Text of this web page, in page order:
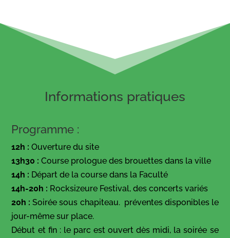
Informations pratiques
Programme :
12h : Ouverture du site
13h30 : Course prologue des brouettes dans la ville
14h : Départ de la course dans la Faculté
14h-20h : Rocksizeure Festival, des concerts variés
20h : Soirée sous chapiteau. préventes disponibles le
jour-même sur place.
Début et fin : le parc est ouvert dès midi, la soirée se